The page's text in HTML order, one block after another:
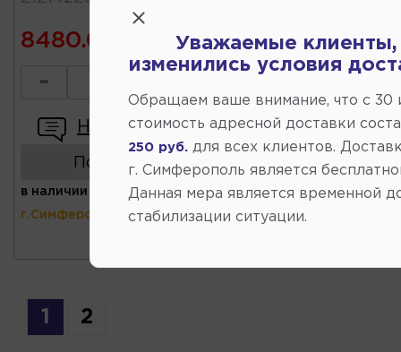
8480.00
-
Написать отзыв
Показать аналоги
в наличии (ул.Коммунальная 43,
г.Симферополь)
1 2
Уважаемые клиенты,
изменились условия
Обращаем ваше внимание, что c 30
стоимость адресной доставки
250 руб. для всех клиентов.
г. Симферополь является
Данная мера является временной
стабилизации ситуации.